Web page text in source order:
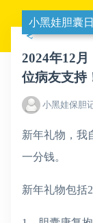
小黑娃胆囊
2024年12
位病友支持
小黑娃保胆
新年礼物，我
一分钱。
新年礼物包括